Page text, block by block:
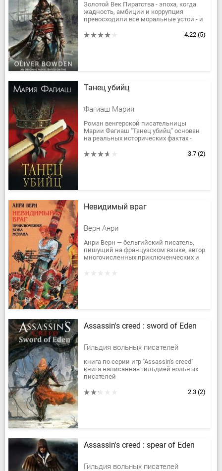
Золотой Век Пиратства - эпоха, когда
жадность, амбиции и коррупция
превосходили все моральные устои - и
Кенуэй, сумел прославиться...
4.22 (5)
Танец убийц
Фагиаш Мария
Роман венгерской писательницы
Марии Фагиаш "Танец убийц" основан
на реальных исторических фактах -
убийство последнего наследника...3.7 (2)
Невидимый враг
Верн Анри
Анри Верн — бельгийский писатель,
пишущий на французском языке, автор
многочисленных приключенческих и
Assassin's сreed : sword of Eden
Гильдия вольных писателей
книга по серии игр "Assassin's creed"
книга написанная гильдией вольных
писателей
2.3 (2)
Assassin's creed : spear of Eden
Гильдия вольных писателей